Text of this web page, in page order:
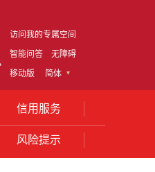
访问我的专属空间
智能问答
无障碍
移动版
简体
信用服务
风险提示